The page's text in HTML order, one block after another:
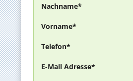
Nachname*
Vorname*
Telefon*
E-Mail Adresse*